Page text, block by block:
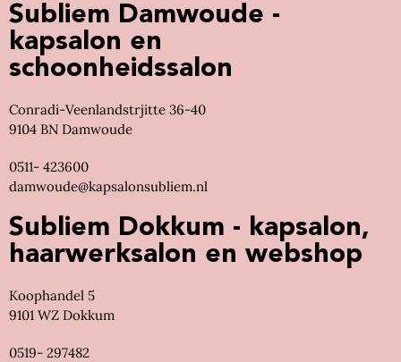
Subliem Damwoude -
kapsalon en
schoonheidssalon
Conradi-Veenlandstrjitte 36-40
9104 BN Damwoude
0511- 423600
damwoude@kapsalonsubliem.nl
Subliem Dokkum - kapsalon,
haarwerksalon en webshop
Koophandel 5
9101 WZ Dokkum
0519- 297482